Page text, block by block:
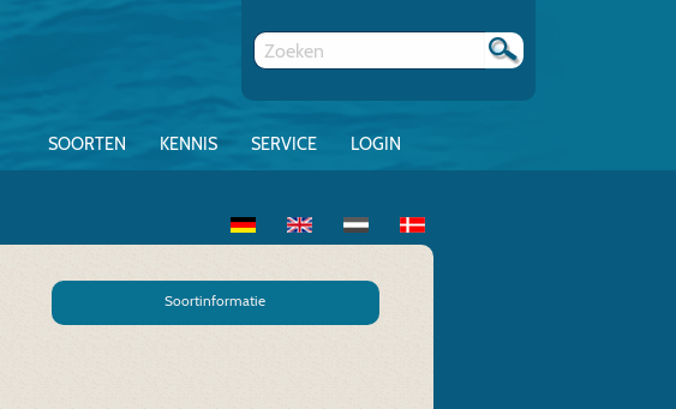
SOORTEN KENNIS SERVICE LOGIN
Soortinformatie